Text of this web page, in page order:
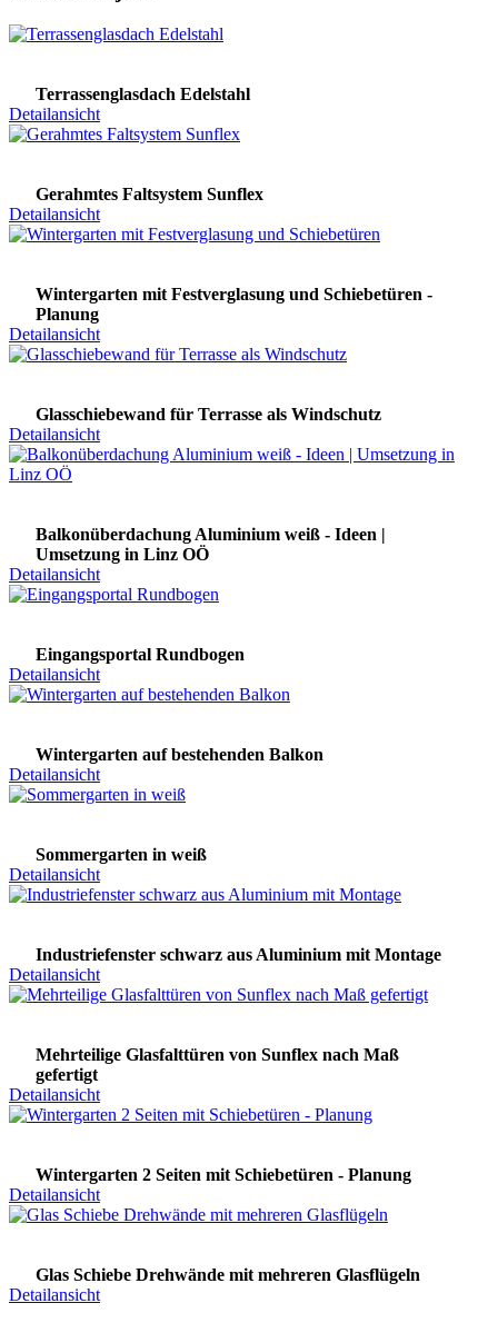
Terrassenglasdach Edelstahl
Detailansicht
Gerahmtes Faltsystem Sunflex
Detailansicht
Wintergarten mit Festverglasung und Schiebetüren -
Planung
Detailansicht
Glasschiebewand für Terrasse als Windschutz
Detailansicht
Balkonüberdachung Aluminium weiß - Ideen |
Umsetzung in Linz OÖ
Detailansicht
Eingangsportal Rundbogen
Detailansicht
Wintergarten auf bestehenden Balkon
Detailansicht
Sommergarten in weiß
Detailansicht
Industriefenster schwarz aus Aluminium mit Montage
Detailansicht
Mehrteilige Glasfalttüren von Sunflex nach Maß
gefertigt
Detailansicht
Wintergarten 2 Seiten mit Schiebetüren - Planung
Detailansicht
Glas Schiebe Drehwände mit mehreren Glasflügeln
Detailansicht